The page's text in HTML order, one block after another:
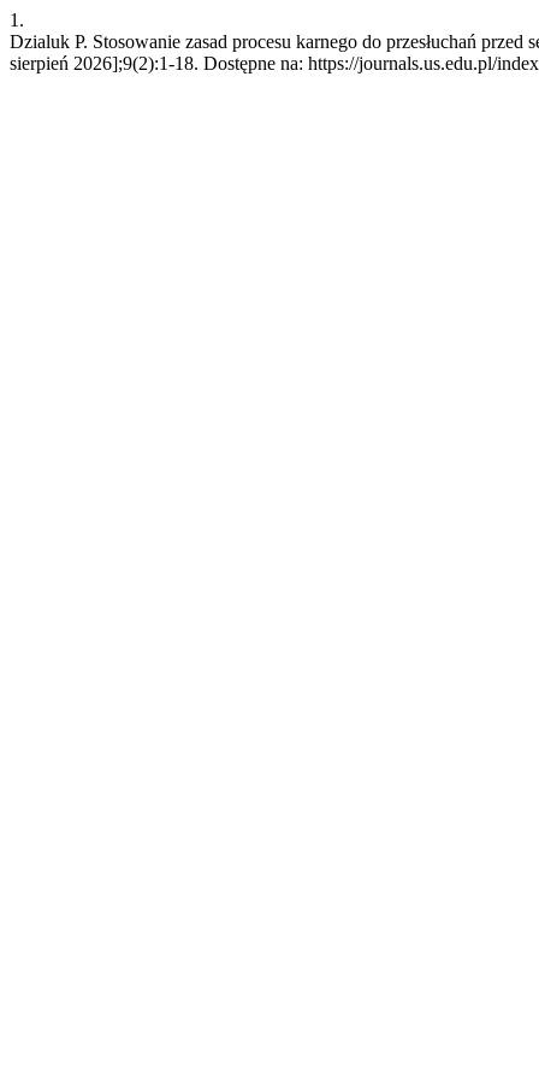
1.
Dzialuk P. Stosowanie zasad procesu karnego do przesłuchań
sierpień 2026];9(2):1-18. Dostępne na: https://journals.us.edu.pl/